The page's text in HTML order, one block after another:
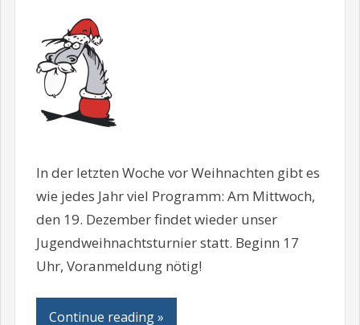
In der letzten Woche vor Weihnachten gibt es
wie jedes Jahr viel Programm: Am Mittwoch,
den 19. Dezember findet wieder unser
Jugendweihnachtsturnier statt. Beginn 17
Uhr, Voranmeldung nötig!
Continue reading »